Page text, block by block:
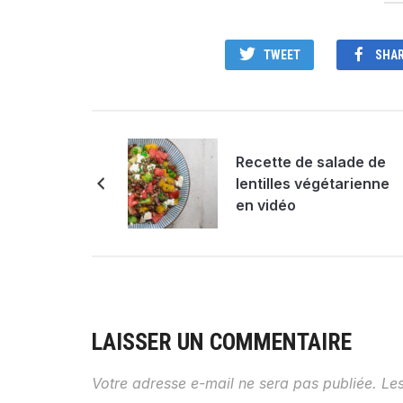
TWEET
Recette de salade de
lentilles végétarienne
en vidéo
LAISSER UN COMMENTAIRE
Votre adresse e-mail ne sera pas publiée.